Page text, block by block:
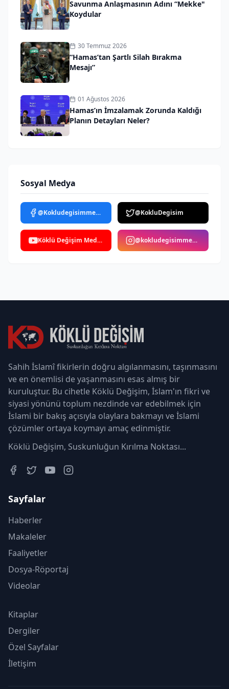
Savunma Anlaşmasının Adını “Mekke"
Koydular
30 Temmuz 2026
“Hamas’tan Şartlı Silah Bırakma
Mesajı”
01 Ağustos 2026
Hamas’ın İmzalamak Zorunda Kaldığı
Planın Detayları Neler?
Sosyal Medya
@Kokludegisimmedya @KokluDegisim
Köklü Değişim Medya @kokludegisimmedya
Sahih İslamî fikirlerin doğru algılanmasını, taşınmasını
ve en önemlisi de yaşanmasını esas almış bir
kuruluştur. Bu cihetle Köklü Değişim, İslam'ın fikri ve
siyasi yönünü toplum nezdinde var edebilmek için
İslami bir bakış açısıyla olaylara bakmayı ve İslami
çözümler ortaya koymayı amaç edinmiştir.
Köklü Değişim, Suskunluğun Kırılma Noktası...
Sayfalar
Haberler
Makaleler
Faaliyetler
Dosya-Röportaj
Videolar
Kitaplar
Dergiler
Özel Sayfalar
İletişim